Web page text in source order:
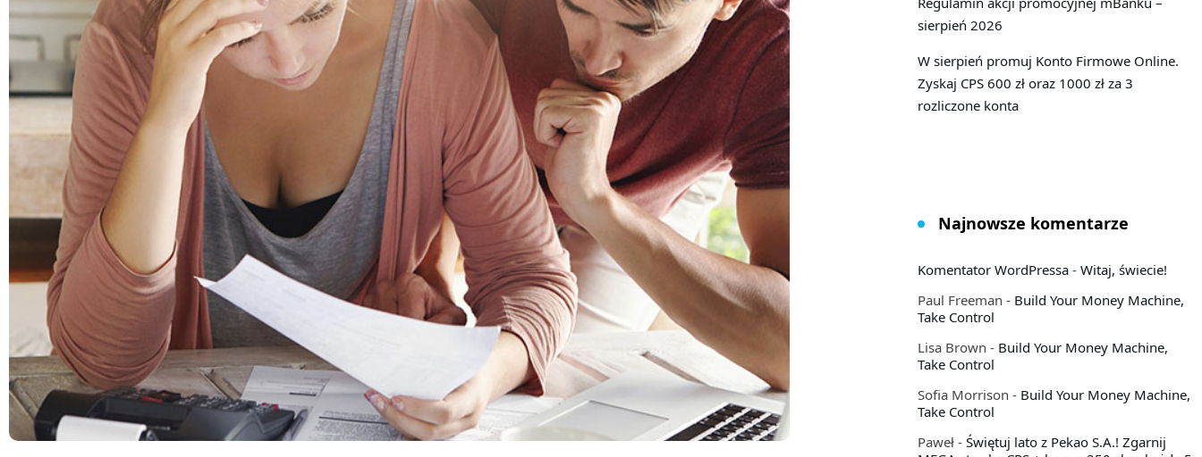
sierpień 2026
W sierpień promuj Konto Firmowe Online.
Zyskaj CPS 600 zł oraz 1000 zł za 3
rozliczone konta
Najnowsze komentarze
Komentator WordPressa- Witaj, świecie!
Paul Freeman - Build Your Money Machine,
Take Control
Lisa Brown - Build Your Money Machine,
Take Control
Sofia Morrison - Build Your Money Machine,
Take Control
Paweł- Świętuj lato z Pekao S.A.! Zgarnij